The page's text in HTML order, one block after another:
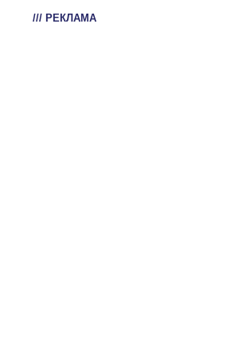
/// РЕКЛАМА